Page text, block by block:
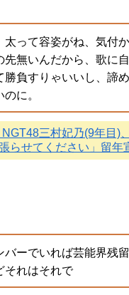
太って容姿がね、気付
先無いんだから、歌に
勝負すりゃいいし、諦
に。
NGT48三村妃乃(9年目)
らせてください」留年
バーでいれば芸能界残
それはそれで